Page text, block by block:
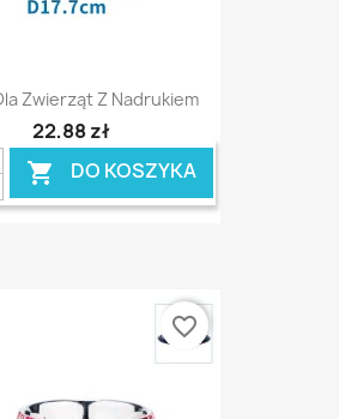
Zwierząt Z Nadrukiem
22,88 zł
 DO KOSZYKA
favorite_border